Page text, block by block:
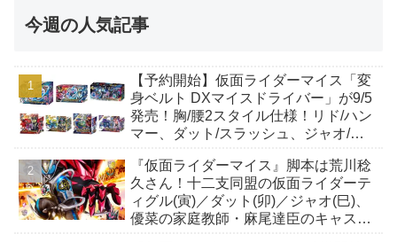
今週の人気記事
【予約開始】仮面ライダーマイス「変
身ベルト DXマイスドライバー」が9/5
発売！胸/腰2スタイル仕様！リド/ハン
マー、ダット/スラッシュ、ジャオ/バ
も！
『仮面ライダーマイス』脚本は荒川稔
久さん！十二支同盟の仮面ライダーテ
ィグル(寅)／ダット(卯)／ジャオ(巳)、
優菜の家庭教師・麻尾達臣のキャスト